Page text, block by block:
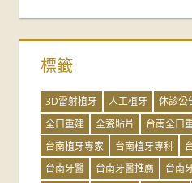
標籤
3D雷射植牙 人工植牙 休診公
全口重建
全瓷貼片 台南全口
台南植牙專家
台南植牙專科
台南牙醫
台南牙醫推薦 台南